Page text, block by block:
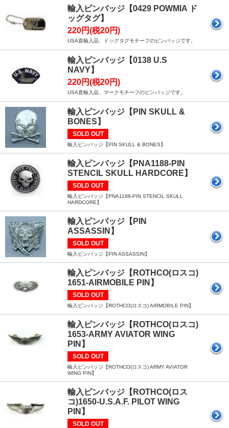
輸入ピンバッジ【0429 POWMIA ド
ッグタグ】
220円(税20円)
USA直輸入品、ドッグタグモチーフのピンバッジです。
輸入ピンバッジ【0138 U.S
NAVY】
220円(税20円)
USA直輸入品、マークモチーフのピンバッジです。
輸入ピンバッジ【PIN SKULL &
BONES】
SOLD OUT
輸入ピンバッジ【PIN SKULL & BONES】
輸入ピンバッジ【PNA1188-PIN
STENCIL SKULL HARDCORE】
SOLD OUT
輸入ピンバッジ【PNA1188-PIN STENCIL SKULL
HARDCORE】
輸入ピンバッジ【PIN
ASSASSIN】
SOLD OUT
輸入ピンバッジ【PIN ASSASSIN】
輸入ピンバッジ【ROTHCO(ロスコ)
1651-AIRMOBILE PIN】
SOLD OUT
輸入ピンバッジ【ROTHCO(ロスコ) AIRMOBILE PIN】
輸入ピンバッジ【ROTHCO(ロスコ)
1653-ARMY AVIATOR WING
PIN】
SOLD OUT
輸入ピンバッジ【ROTHCO(ロスコ) ARMY AVIATOR
WING PIN】
輸入ピンバッジ【ROTHCO(ロス
コ)1650-U.S.A.F. PILOT WING
PIN】
SOLD OUT